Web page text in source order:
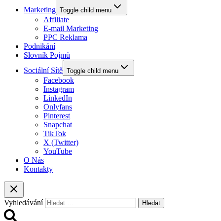
Marketing Toggle child menu
Affiliate
E-mail Marketing
PPC Reklama
Podnikání
Slovník Pojmů
Sociální Sítě Toggle child menu
Facebook
Instagram
LinkedIn
Onlyfans
Pinterest
Snapchat
TikTok
X (Twitter)
YouTube
O Nás
Kontakty
Vyhledávání